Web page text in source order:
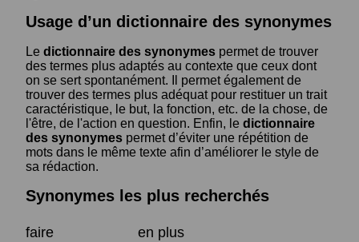
Usage d’un dictionnaire des synonymes
Le dictionnaire des synonymes permet de trouver
des termes plus adaptés au contexte que ceux dont
on se sert spontanément. Il permet également de
trouver des termes plus adéquat pour restituer un trait
caractéristique, le but, la fonction, etc. de la chose, de
l'être, de l'action en question. Enfin, le dictionnaire
des synonymes permet d’éviter une répétition de
mots dans le même texte afin d’améliorer le style de
sa rédaction.
Synonymes les plus recherchés
faire
en plus